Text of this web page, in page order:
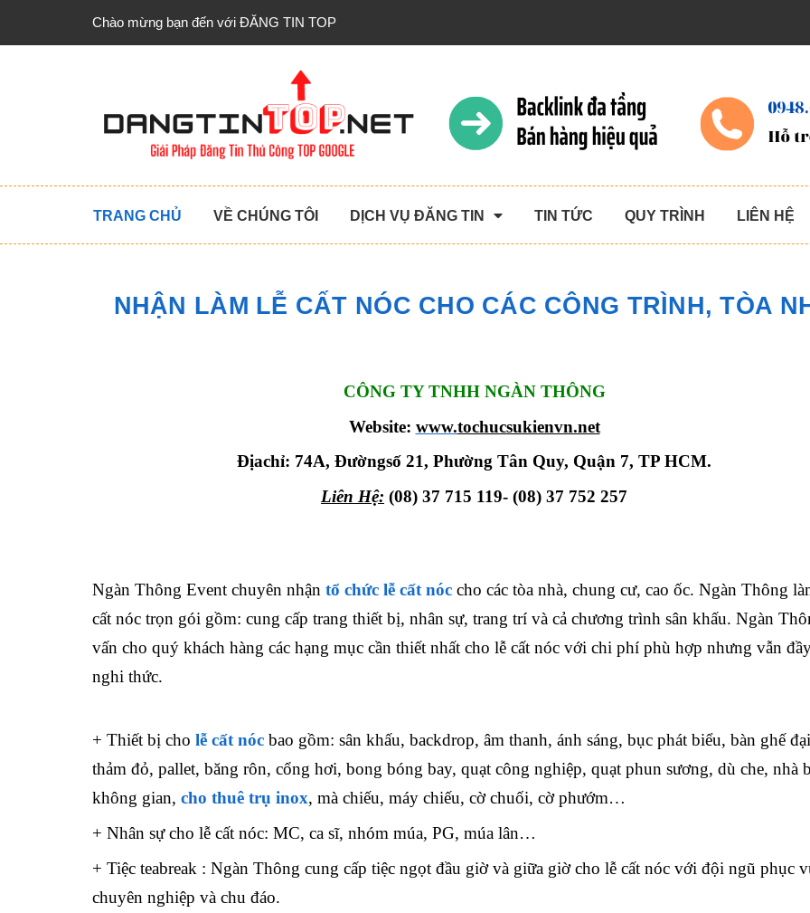
Chào mừng bạn đến với ĐĂNG TIN TOP
TRANG CHỦ VỀ CHÚNG TÔI DỊCH VỤ ĐĂNG TIN TIN TỨC QUY TRÌNH LIÊN HỆ
NHẬN LÀM LỄ CẤT NÓC CHO CÁC CÔNG TRÌNH, TÒA
CÔNG TY TNHH NGÀN THÔNG
Website: www.tochucsukienvn.net
Địachỉ: 74A, Đườngsố 21, Phường Tân Quy, Quận 7, TP HCM.
Liên Hệ: (08) 37 715 119- (08) 37 752 257
Ngàn Thông Event chuyên nhận tổ chức lễ cất nóc cho các tòa nhà, chung cư, cao ốc. Ngàn Thông
cất nóc trọn gói gồm: cung cấp trang thiết bị, nhân sự, trang trí và cả chương trình sân khấu. Ngàn
vấn cho quý khách hàng các hạng mục cần thiết nhất cho lễ cất nóc với chi phí phù hợp nhưng vẫn
nghi thức.
+ Thiết bị cho lễ cất nóc bao gồm: sân khấu, backdrop, âm thanh, ánh sáng, bục phát biểu, bàn ghế
thảm đỏ, pallet, băng rôn, cổng hơi, bong bóng bay, quạt công nghiệp, quạt phun sương, dù che, nhà
không gian, cho thuê trụ inox, mà chiếu, máy chiếu, cờ chuối, cờ phướm…
+ Nhân sự cho lễ cất nóc: MC, ca sĩ, nhóm múa, PG, múa lân…
+ Tiệc teabreak : Ngàn Thông cung cấp tiệc ngọt đầu giờ và giữa giờ cho lễ cất nóc với đội ngũ phục
chuyên nghiệp và chu đáo.